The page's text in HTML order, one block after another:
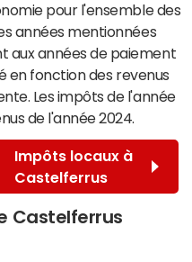
pour l'ensemble des
années mentionnées
aux années de paiement
en fonction des revenus
Les impôts de l'année
de l'année 2024.
Impôts locaux à
Castelferrus
Castelferrus